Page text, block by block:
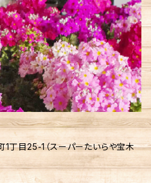
丁目25-1（スーパーたいらや宝木